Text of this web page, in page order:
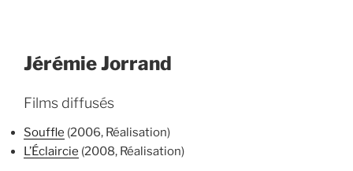
Jérémie Jorrand
Films diffusés
Souffle (2006, Réalisation)
L’Éclaircie (2008, Réalisation)